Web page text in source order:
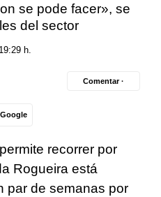
se pode facer», se
del sector
h.
Comentar ·
recorrer por
Rogueira está
par de semanas por